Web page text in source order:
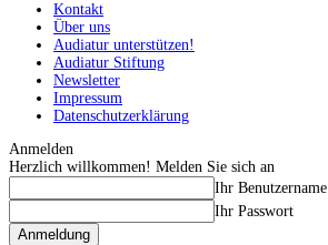
Kontakt
Über uns
Audiatur unterstützen!
Audiatur Stiftung
Newsletter
Impressum
Datenschutzerklärung
Anmelden
Herzlich willkommen! Melden Sie sich an
Ihr Benutzername
Ihr Passwort